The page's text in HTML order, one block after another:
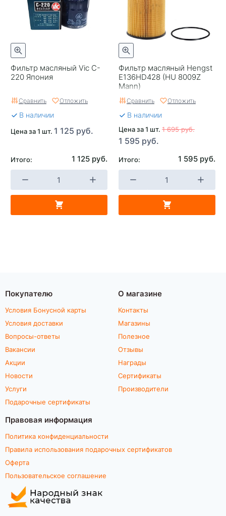
Фильтр масляный Vic C-
220 Япония
Сравнить Отложить
В наличии
Цена за 1 шт. 1 125 руб.
Итого: 1 125 руб.
Фильтр масляный Hengst
E136HD428 (HU 8009Z
Mann)
Сравнить Отложить
В наличии
Цена за 1 шт. 1 695 руб.
1 595 руб.
Итого: 1 595 руб.
Покупателю
Условия Бонусной карты
Условия доставки
Вопросы-ответы
Вакансии
Акции
Новости
Услуги
Подарочные сертификаты
О магазине
Контакты
Магазины
Полезное
Отзывы
Награды
Сертификаты
Производители
Правовая информация
Политика конфиденциальности
Правила использования подарочных сертификатов
Оферта
Пользовательское соглашение